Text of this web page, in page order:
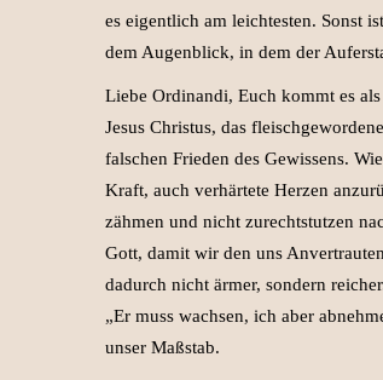
es eigentlich am leichtesten. Sonst
dem Augenblick, in dem der
Liebe Ordinandi, Euch kommt es
Jesus Christus, das
falschen Frieden des Gewissens.
Kraft, auch verhärtete Herzen
zähmen und nicht zurechtstutzen
Gott, damit wir den uns
dadurch nicht ärmer, sondern
„Er muss wachsen, ich aber
unser Maßstab.